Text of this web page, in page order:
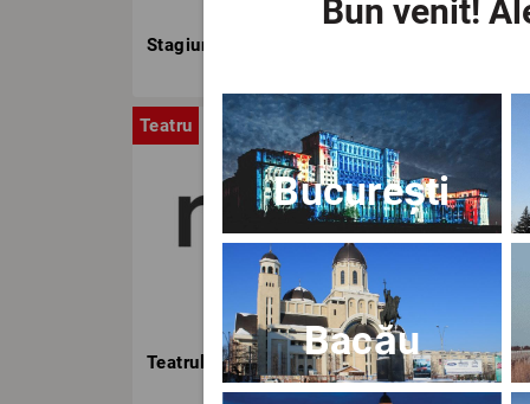
Stagiunea TNB
Teatru
Teatrul Nottara
Bun venit!
București
Bacău